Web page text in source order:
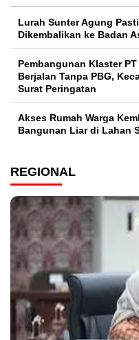
Lurah Sunter Agung
Dikembalikan ke Badan
Pembangunan Klaster
Berjalan Tanpa PBG,
Surat Peringatan
Akses Rumah Warga
Bangunan Liar di Lahan
REGIONAL